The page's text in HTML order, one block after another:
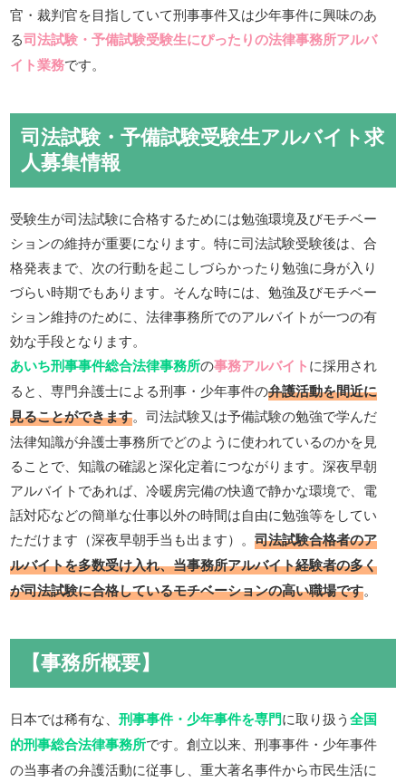
官・裁判官を目指していて刑事事件又は少年事件に興味のあ
る司法試験・予備試験受験生にぴったりの法律事務所アルバ
イト業務です。
司法試験・予備試験受験生アルバイト求
人募集情報
受験生が司法試験に合格するためには勉強環境及びモチベー
ションの維持が重要になります。特に司法試験受験後は、合
格発表まで、次の行動を起こしづらかったり勉強に身が入り
づらい時期でもあります。そんな時には、勉強及びモチベー
ション維持のために、法律事務所でのアルバイトが一つの有
効な手段となります。
あいち刑事事件総合法律事務所の事務アルバイトに採用され
ると、専門弁護士による刑事・少年事件の弁護活動を間近に
見ることができます。司法試験又は予備試験の勉強で学んだ
法律知識が弁護士事務所でどのように使われているのかを見
ることで、知識の確認と深化定着につながります。深夜早朝
アルバイトであれば、冷暖房完備の快適で静かな環境で、電
話対応などの簡単な仕事以外の時間は自由に勉強等をしてい
ただけます（深夜早朝手当も出ます）。司法試験合格者のア
ルバイトを多数受け入れ、当事務所アルバイト経験者の多く
が司法試験に合格しているモチベーションの高い職場です。
【事務所概要】
日本では稀有な、刑事事件・少年事件を専門に取り扱う全国
的刑事総合法律事務所です。創立以来、刑事事件・少年事件
の当事者の弁護活動に従事し、重大著名事件から市民生活に